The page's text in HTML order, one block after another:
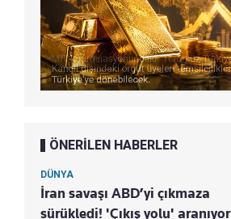
ÖNERİLEN HABERLER
DÜNYA
İran savaşı ABD’yi çıkmaza
sürükledi! 'Çıkış yolu' aranıyor